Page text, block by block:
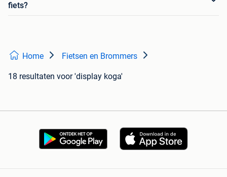
fiets?
Home Fietsen en Brommers
18 resultaten voor 'display koga'